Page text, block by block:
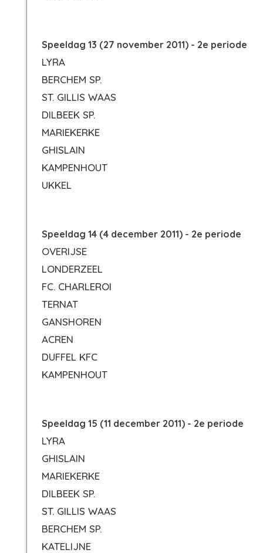
Speeldag 13 (27 november 2011) - 2e periode
LYRA
BERCHEM SP.
ST. GILLIS WAAS
DILBEEK SP.
MARIEKERKE
GHISLAIN
KAMPENHOUT
UKKEL
Speeldag 14 (4 december 2011) - 2e periode
OVERIJSE
LONDERZEEL
FC. CHARLEROI
TERNAT
GANSHOREN
ACREN
DUFFEL KFC
KAMPENHOUT
Speeldag 15 (11 december 2011) - 2e periode
LYRA
GHISLAIN
MARIEKERKE
DILBEEK SP.
ST. GILLIS WAAS
BERCHEM SP.
KATELIJNE